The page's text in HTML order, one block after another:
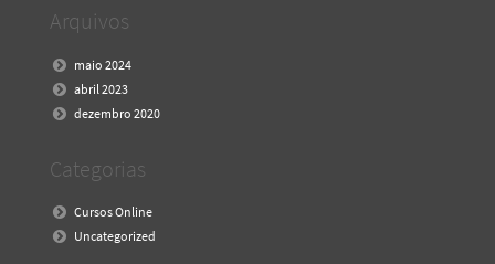
Arquivos
maio 2024
abril 2023
dezembro 2020
Categorias
Cursos Online
Uncategorized